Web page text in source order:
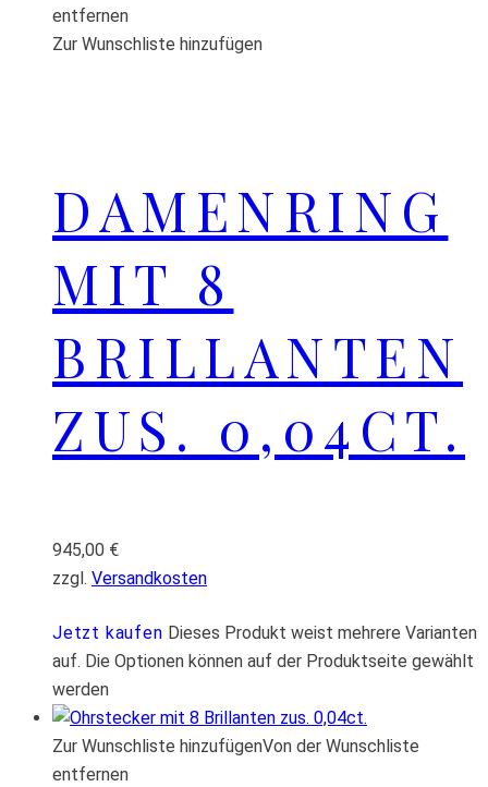
entfernen
Zur Wunschliste hinzufügen
DAMENRING
MIT 8
BRILLANTEN
ZUS. 0,04CT.
945,00 €
zzgl. Versandkosten
Jetzt kaufen Dieses Produkt weist mehrere Varianten
auf. Die Optionen können auf der Produktseite gewählt
werden
Zur Wunschliste hinzufügenVon der Wunschliste
entfernen